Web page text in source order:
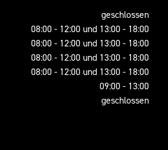
geschlossen
08:00 - 12:00 und 13:00 - 18:00
08:00 - 12:00 und 13:00 - 18:00
08:00 - 12:00 und 13:00 - 18:00
08:00 - 12:00 und 13:00 - 18:00
09:00 - 13:00
geschlossen